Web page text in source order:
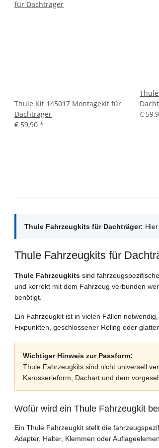
Thule Kit 145017 Montagekit für
Dachträger
€ 59,90 *
€
Thule Fahrzeugkits für Dachträger:
Thule Fahrzeugkits für
Thule Fahrzeugkits sind
und korrekt mit dem Fahrzeug verbunden
benötigt.
Ein Fahrzeugkit ist in vielen Fällen
Fixpunkten, geschlossener Reling oder
Wichtiger Hinweis zur Passform:
Thule Fahrzeugkits sind nicht universell
Karosserieform, Dachart und dem
Wofür wird ein Thule Fahrzeugkit
Ein Thule Fahrzeugkit stellt die
Adapter, Halter, Klemmen oder